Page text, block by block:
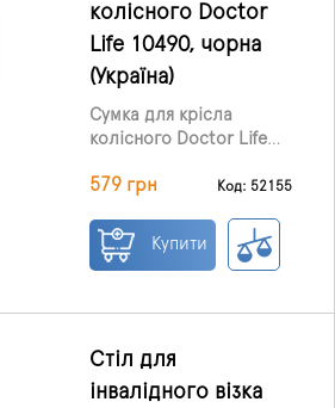
колісного Doctor
Life 10490, чорна
(Україна)
Сумка для крісла
колісного Doctor Life
аксесуар для зручного
речей під час
щоденного
заважає руху та за
потреби швидко
знімається.
579 грн Код: 52155
Купити
Стіл для
інвалідного візка